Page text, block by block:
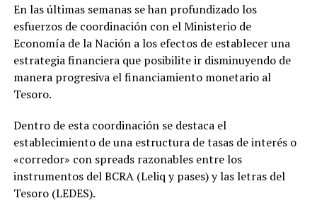
En las últimas semanas se han profundizado los
esfuerzos de coordinación con el Ministerio de
Economía de la Nación a los efectos de establecer una
estrategia financiera que posibilite ir disminuyendo de
manera progresiva el financiamiento monetario al
Tesoro.
Dentro de esta coordinación se destaca el
establecimiento de una estructura de tasas de interés o
«corredor» con spreads razonables entre los
instrumentos del BCRA (Leliq y pases) y las letras del
Tesoro (LEDES).